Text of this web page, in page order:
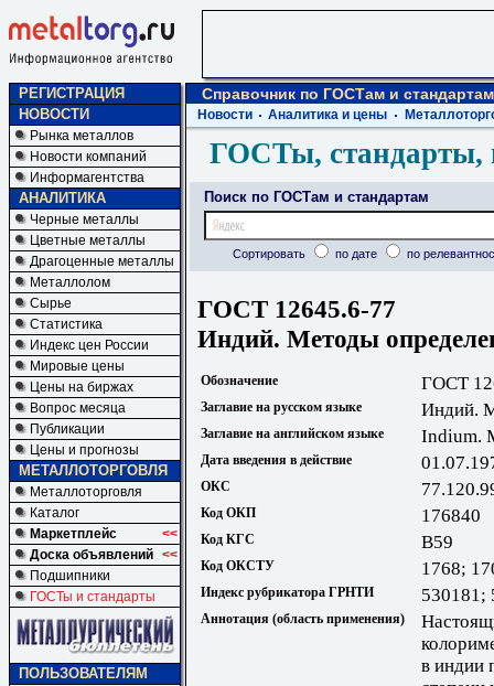
РЕГИСТРАЦИЯ
НОВОСТИ
Рынка металлов
Новости компаний
Информагентства
АНАЛИТИКА
Черные металлы
Цветные металлы
Драгоценные металлы
Металлолом
Сырье
Статистика
Индекс цен России
Мировые цены
Цены на биржах
Вопрос месяца
Публикации
Цены и прогнозы
МЕТАЛЛОТОРГОВЛЯ
Металлоторговля
Каталог
Маркетплейс
<<
Доска объявлений <<
Подшипники
ГОСТы и стандарты
ПОЛЬЗОВАТЕЛЯМ
Справочник по ГОСТам и стандартам
Новости Аналитика и цены
ГОСТы, стандарты,
Поиск по ГОСТам и стандартам
Сортировать по дате по
ГОСТ 12645.6-77
Индий. Методы
Обозначение ГОСТ
Заглавие на русском языке Индий.
Заглавие на английском языке Indium.
Дата введения в действие
ОКС
Код ОКП 176840
Код КГС В59
Код ОКСТУ 1768;
Индекс рубрикатора ГРНТИ 530181;
Аннотация (область применения)
в индии